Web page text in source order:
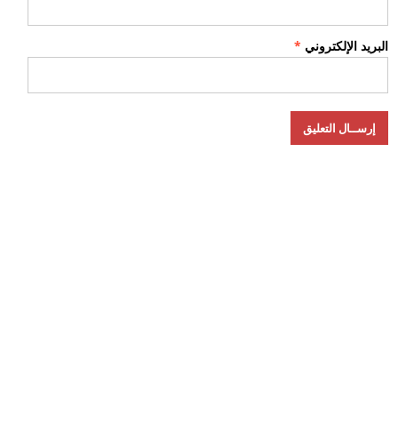
البريد الإلكتروني *